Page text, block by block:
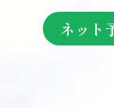
ネット